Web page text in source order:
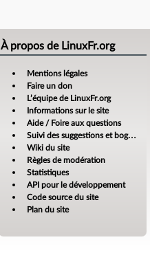
À propos de LinuxFr.org
Mentions légales
Faire un don
L’équipe de LinuxFr.org
Informations sur le site
Aide / Foire aux questions
Suivi des suggestions et bogues
Wiki du site
Règles de modération
Statistiques
API pour le développement
Code source du site
Plan du site